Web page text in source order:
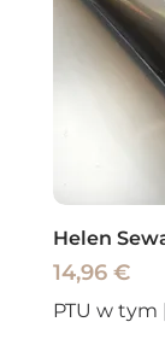
Helen
Cena
14,96 €
PTU w tym |